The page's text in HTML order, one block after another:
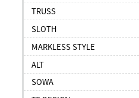
TRUSS
SLOTH
MARKLESS STYLE
ALT
SOWA